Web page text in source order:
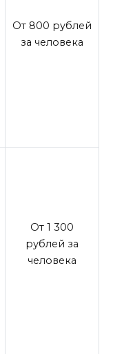
От 800 рублей
за человека
От 1 300
рублей за
человека